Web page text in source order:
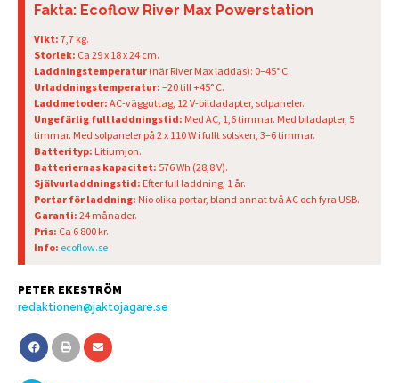
Fakta: Ecoflow River Max Powerstation
Vikt: 7,7 kg.
Storlek: Ca 29 x 18 x 24 cm.
Laddningstemperatur (när River Max laddas): 0–45° C.
Urladdningstemperatur: –20 till +45° C.
Laddmetoder: AC-vägguttag, 12 V-bildadapter, solpaneler.
Ungefärlig full laddningstid: Med AC, 1,6 timmar. Med biladapter, 5
timmar. Med solpaneler på 2 x 110 W i fullt solsken, 3–6 timmar.
Batterityp: Litiumjon.
Batteriernas kapacitet: 576 Wh (28,8 V).
Självurladdningstid: Efter full laddning, 1 år.
Portar för laddning: Nio olika portar, bland annat två AC och fyra USB.
Garanti: 24 månader.
Pris: Ca 6 800 kr.
Info: ecoflow.se
PETER EKESTRÖM
redaktionen@jaktojagare.se